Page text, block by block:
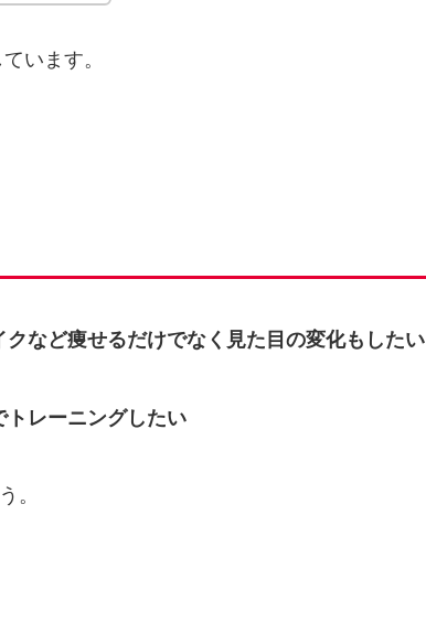
います。
など痩せるだけでなく見た目の変化もしたい
トレーニングしたい
。